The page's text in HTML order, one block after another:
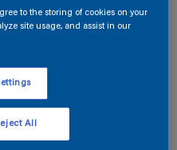
to the storing of cookies on your
site usage, and assist in our
All